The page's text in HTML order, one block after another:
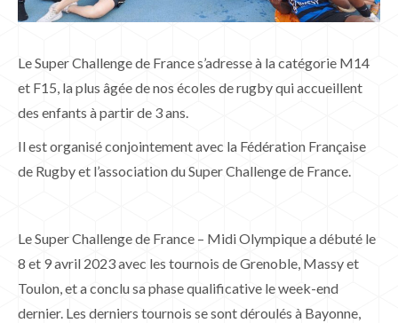
Le Super Challenge de France s’adresse à la catégorie M14
et F15, la plus âgée de nos écoles de rugby qui accueillent
des enfants à partir de 3 ans.
Il est organisé conjointement avec la Fédération Française
de Rugby et l’association du Super Challenge de France.
Le Super Challenge de France – Midi Olympique a débuté le
8 et 9 avril 2023 avec les tournois de Grenoble, Massy et
Toulon, et a conclu sa phase qualificative le week-end
dernier. Les derniers tournois se sont déroulés à Bayonne,